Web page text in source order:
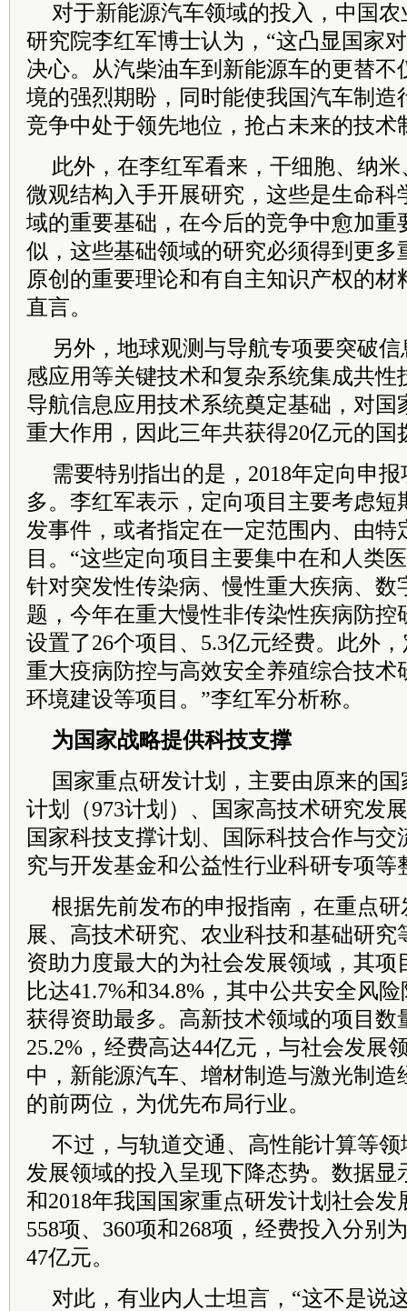
对于新能源汽车领域的投入，中国
研究院李红军博士认为，“这凸显国家
决心。从汽柴油车到新能源车的更替不
境的强烈期盼，同时能使我国汽车制造
竞争中处于领先地位，抢占未来的技术
此外，在李红军看来，干细胞、纳
微观结构入手开展研究，这些是生命科
域的重要基础，在今后的竞争中愈加重
似，这些基础领域的研究必须得到更多
原创的重要理论和有自主知识产权的材
直言。
另外，地球观测与导航专项要突破
感应用等关键技术和复杂系统集成共性
导航信息应用技术系统奠定基础，对国
重大作用，因此三年共获得20亿元的国
需要特别指出的是，2018年定向申
多。李红军表示，定向项目主要考虑短
发事件，或者指定在一定范围内、由特
目。“这些定向项目主要集中在和人类
针对突发性传染病、慢性重大疾病、数
题，今年在重大慢性非传染性疾病防控
设置了26个项目、5.3亿元经费。此外
重大疫病防控与高效安全养殖综合技术
环境建设等项目。”李红军分析称。
为国家战略提供科技支撑
国家重点研发计划，主要由原来的
计划（973计划）、国家高技术研究发
国家科技支撑计划、国际科技合作与交
究与开发基金和公益性行业科研专项等
根据先前发布的申报指南，在重点
展、高技术研究、农业科技和基础研究
资助力度最大的为社会发展领域，其项
比达41.7%和34.8%，其中公共安全风
获得资助最多。高新技术领域的项目数
25.2%，经费高达44亿元，与社会发展
中，新能源汽车、增材制造与激光制造
的前两位，为优先布局行业。
不过，与轨道交通、高性能计算等
发展领域的投入呈现下降态势。数据显
和2018年我国国家重点研发计划社会
558项、360项和268项，经费投入分别
47亿元。
对此，有业内人士坦言，“这不是说